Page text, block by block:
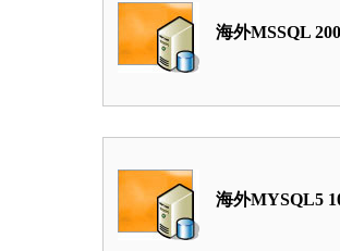
海外MSSQL
海外MYSQL5